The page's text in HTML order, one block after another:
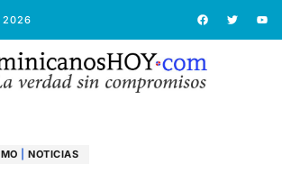
2026
NOTICIAS